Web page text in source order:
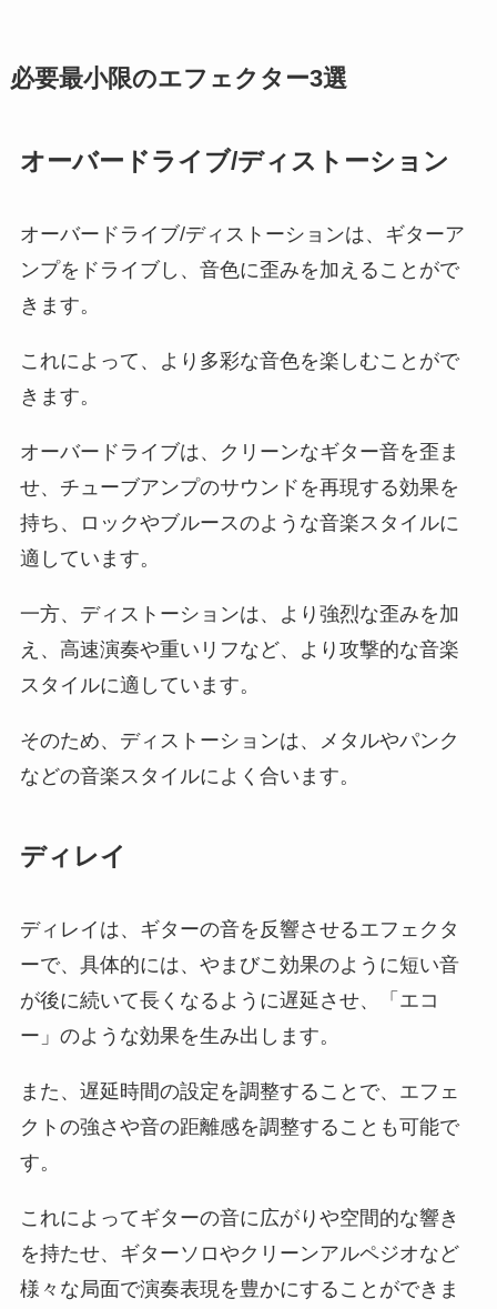
必要最小限のエフェクター3選
オーバードライブ/ディストーション
オーバードライブ/ディストーションは、ギターア
ンプをドライブし、音色に歪みを加えることがで
きます。
これによって、より多彩な音色を楽しむことがで
きます。
オーバードライブは、クリーンなギター音を歪ま
せ、チューブアンプのサウンドを再現する効果を
持ち、ロックやブルースのような音楽スタイルに
適しています。
一方、ディストーションは、より強烈な歪みを加
え、高速演奏や重いリフなど、より攻撃的な音楽
スタイルに適しています。
そのため、ディストーションは、メタルやパンク
などの音楽スタイルによく合います。
ディレイ
ディレイは、ギターの音を反響させるエフェクタ
ーで、具体的には、やまびこ効果のように短い音
が後に続いて長くなるように遅延させ、「エコ
ー」のような効果を生み出します。
また、遅延時間の設定を調整することで、エフェ
クトの強さや音の距離感を調整することも可能で
す。
これによってギターの音に広がりや空間的な響き
を持たせ、ギターソロやクリーンアルペジオなど
様々な局面で演奏表現を豊かにすることができま